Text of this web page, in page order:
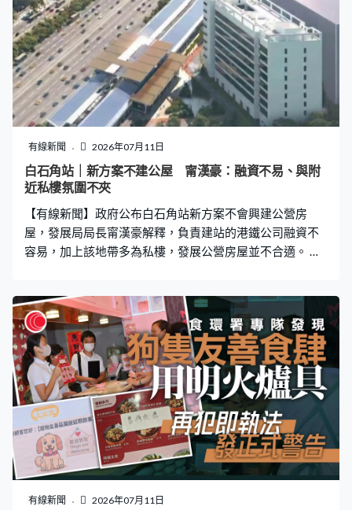
人工智能的技術套用在整個手臂。在照片上看到，你有了
紋身的效果是怎樣。我就在想如果這個技術，可以運用在
跟紋身師之間，作為跟紋身師溝通的橋樑，其實是一個不
錯的工具。」 Oh My Ink 創辦人John Ip：「BUSINESS度我
地要做左先，然後才交予設計師，咁就可以解決好多，譬
如我地之間好多中介人的溝通問題，節省時間」、「我們
裡面用了很多機器學習的技術。其實機器學習，是一個叫
做人工智能的技術。我們用這個技術去分析人體皮膚的位
置，所以我們就可以很實時地把紋身設計放在皮膚上。」
John是這間紋身店的創辦人，他希望旗下這部人工智能紋
有線新聞 2026年07月11日
白石角站｜新方案不建公屋 甯漢豪：融資不易、與附
近私樓氛圍不夾
【有線新聞】政府公布白石角站新方案不會興建公營房
屋，發展局局長甯漢豪解釋，負責建站的港鐵公司融資不
容易，加上該地帶多為私樓，發展公營房屋並不合適。 發
上我們後來聽到聲音，我們也很同意那個地帶去興建公營
房屋好像氛圍不是很夾，看看附近有關的房屋，再加上我
們看到政府近幾年很努力覓地和建樓，我們接下來十年房
屋局也公布了，房屋需要是滿足到的。」
有線新聞 2026年07月11日